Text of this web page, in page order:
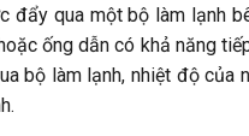
đẩy qua một bộ làm lạnh
ống dẫn có khả năng
bộ làm lạnh, nhiệt độ